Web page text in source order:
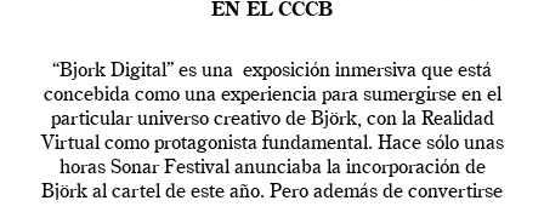
EN EL CCCB
“Bjork Digital” es una exposición inmersiva que está
concebida como una experiencia para sumergirse en el
particular universo creativo de Björk, con la Realidad
Virtual como protagonista fundamental. Hace sólo unas
horas Sonar Festival anunciaba la incorporación de
Björk al cartel de este año. Pero además de convertirse